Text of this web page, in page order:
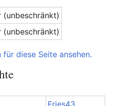
(unbeschränkt)
(unbeschränkt)
diese Seite ansehen.
Fries43